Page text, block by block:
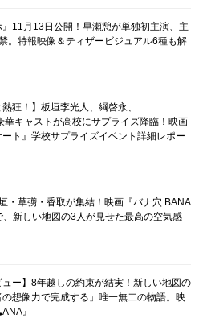
11月13日公開！早瀬憩が単独初主演、主
。特報映像＆ティザービジュアル6種も解
熱狂！】板垣李光人、綱啓永、
華キャストが高校にサプライズ降臨！映画
ート』学校サプライズイベント詳細レポー
・草彅・香取が集結！映画『バナ穴 BANA
新しい地図の3人が見せた最高の空気感
ュー】8年越しの約束が結実！新しい地図の
の想像力で完成する」唯一無二の物語。映
』